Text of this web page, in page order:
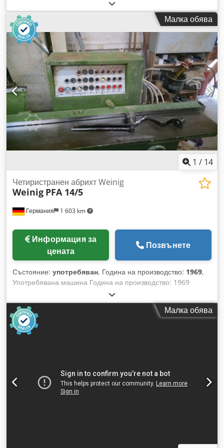
Технически данни: Дължина на изравнителната маса: 2100
мм Диаметър на шпиндела за инструменти: 30 мм
Диаметър на абрихтовите глави: 100 мм Обороти на
абрихтовите валове: 6000 об/мин Работна ширина: 30 –
180 мм Работна височина: 6 – 120 мм С опционално
налична по-малка абрихтова глава за левия вал плюс по-
тесни подаващи ролки може да се постигне минимална
работна ширина от 15 мм. Мощност на двигателя (долу,
ляво, дясно): по 3,7 kW Мощност на двигателя (горе –
дебелинен вал): 5,5 kW Скорост на подаване: 6 и 12 м/мин
Електрически регулиране на височината С 1/10 степенно
управление Включва ролка за подаване с цикличен контрол
Включва планерни глави Codpfx Aoxgkf Uokiorf Изходи за
прахоотвеждане: 160/120/120/140 мм Наличност:
незабавно Местонахождение: Фльорсхайм
Малка обява
1 / 14
Германия 1 603 km
Четиристранен абрихт Weinig
Weinig PFA 14/5
Информация за
цената
Позвънете
Състояние: употребяван, Година на производство: 1969,
Употребявана машина Година на производство: 1969
Работи безупречно Максимална работна ширина: 170 мм
Максимална работна височина: 130 мм 1. вал: долу 2. вал:
вдясно 3. вал: вляво Credpfxjxavtqo Akiof 4. вал: вдясно 5.
вал: отгоре Наличност: краткосрочно Място на склад:
Рьолбах
Малка обява